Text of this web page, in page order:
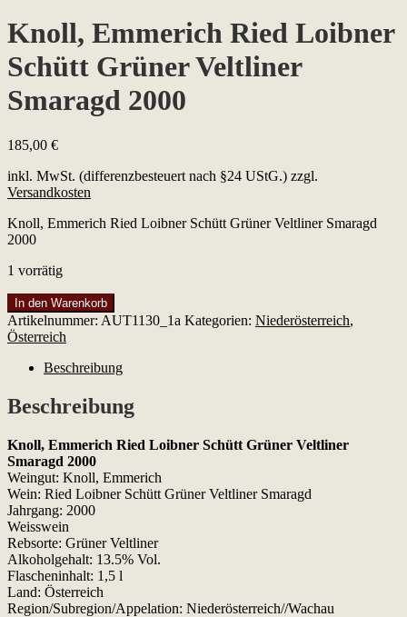
Knoll, Emmerich Ried Loibner
Schütt Grüner Veltliner
Smaragd 2000
185,00 €
inkl. MwSt. (differenzbesteuert nach §24 UStG.) zzgl.
Versandkosten
Knoll, Emmerich Ried Loibner Schütt Grüner Veltliner Smaragd
2000
1 vorrätig
Knoll,
Emmerich
Ried
Schütt
Veltliner
Smaragd
Menge
In den Warenkorb
Artikelnummer: AUT1130_1a Kategorien: Niederösterreich,
Österreich
Beschreibung
Beschreibung
Knoll, Emmerich Ried Loibner Schütt Grüner Veltliner
Smaragd 2000
Weingut: Knoll, Emmerich
Wein: Ried Loibner Schütt Grüner Veltliner Smaragd
Jahrgang: 2000
Weisswein
Rebsorte: Grüner Veltliner
Alkoholgehalt: 13.5% Vol.
Flascheninhalt: 1,5 l
Land: Österreich
Region/Subregion/Appelation: Niederösterreich//Wachau